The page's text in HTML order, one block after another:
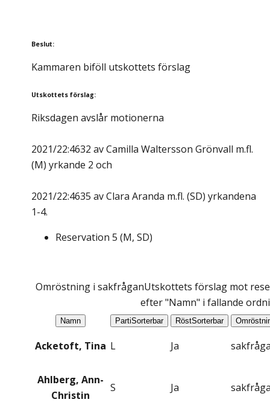
Beslut:
Kammaren biföll utskottets förslag
Utskottets förslag:
Riksdagen avslår motionerna
2021/22:4632 av Camilla Waltersson Grönvall m.fl.
(M) yrkande 2 och
2021/22:4635 av Clara Aranda m.fl. (SD) yrkandena
1-4.
Reservation 5 (M, SD)
Omröstning i sakfråganUtskottets förslag mot
efter "Namn" i fallande
Namn PartiSorterbar RöstSorterbar
Acketoft, Tina L Ja
Ahlberg, Ann-
Christin
S Ja